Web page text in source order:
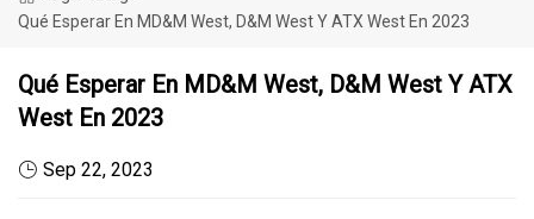
Qué Esperar En MD&M West, D&M West Y ATX West En 2023
Qué Esperar En MD&M West, D&M West Y ATX
West En 2023
Sep 22, 2023